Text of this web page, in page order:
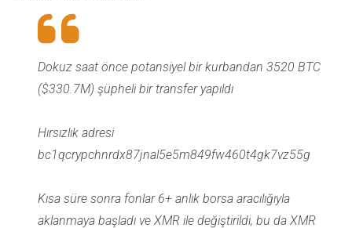
Dokuz saat önce potansiyel bir kurbandan 3520 BTC
($330.7M) şüpheli bir transfer yapıldı
Hırsızlık adresi
bc1qcrypchnrdx87jnal5e5m849fw460t4gk7vz55g
Kısa süre sonra fonlar 6+ anlık borsa aracılığıyla
aklanmaya başladı ve XMR ile değiştirildi, bu da XMR